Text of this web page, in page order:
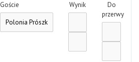
Goście Wynik
Do
przerwy